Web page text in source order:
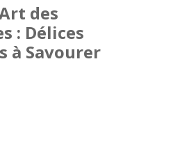
des
: Délices
à Savourer